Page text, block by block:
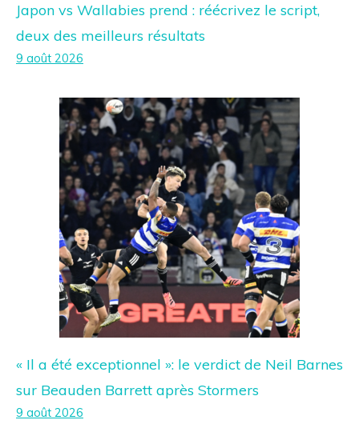
Japon vs Wallabies prend : réécrivez le script,
deux des meilleurs résultats
9 août 2026
« Il a été exceptionnel »: le verdict de Neil Barnes
sur Beauden Barrett après Stormers
9 août 2026